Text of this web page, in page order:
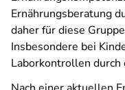
Ernährungsberatung
daher für diese
Insbesondere bei
Laborkontrollen durch